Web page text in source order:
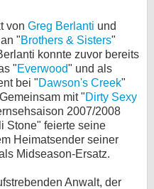
von Greg Berlanti und
"Brothers & Sisters"
konnte zuvor bereits
"Everwood" und als
bei "Dawson's Creek"
mit "Dirty Sexy
2007/2008
Stone" feierte seine
Heimatsender seiner
Midseason-Ersatz.
Anwalt, der